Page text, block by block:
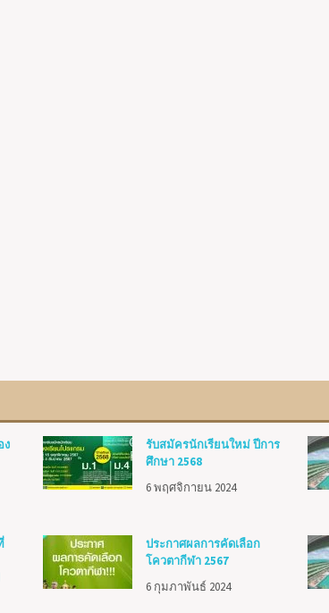
ง
รับสมัครนักเรียนใหม่ ปีการ
ศึกษา 2568
6 พฤศจิกายน 2024
ประกาศผลการคัดเลือก
โควตากีฬา 2567
6 กุมภาพันธ์ 2024